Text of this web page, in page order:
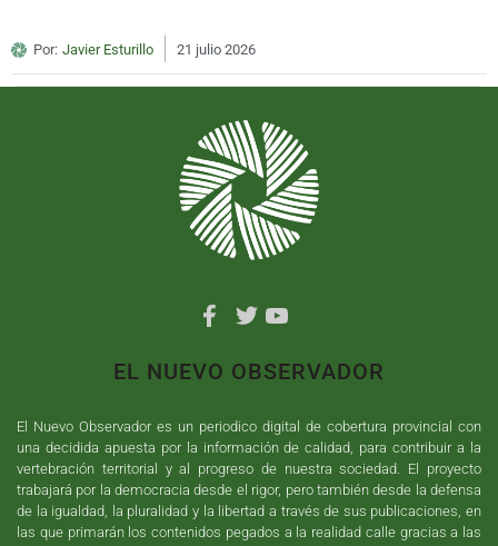
Por: Javier Esturillo 21 julio 2026
EL NUEVO OBSERVADOR
El Nuevo Observador es un periodico digital de cobertura provincial con
una decidida apuesta por la información de calidad, para contribuir a la
vertebración territorial y al progreso de nuestra sociedad. El proyecto
trabajará por la democracia desde el rigor, pero también desde la defensa
de la igualdad, la pluralidad y la libertad a través de sus publicaciones, en
las que primarán los contenidos pegados a la realidad calle gracias a las